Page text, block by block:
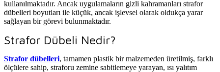
kullanılmaktadır. Ancak uygulamaların gizli kahramanları strafor
dübelleri boyutları ile küçük, ancak işlevsel olarak oldukça yarar
sağlayan bir görevi bulunmaktadır.
Strafor Dübeli Nedir?
Strafor dübelleri, tamamen plastik bir malzemeden üretilmiş, farklı
ölçülere sahip, straforu zemine sabitlemeye yarayan, ısı yalıtım